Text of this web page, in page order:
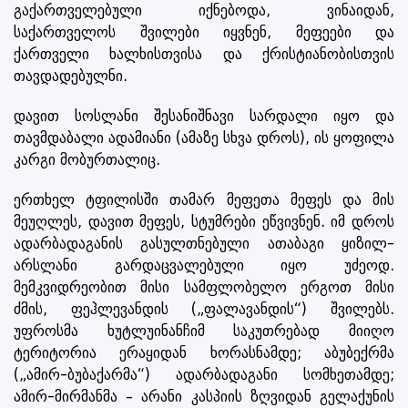
გაქართველებული იქნებოდა, ვინაიდან,
საქართველოს შვილები იყვნენ, მეფეები და
ქართველი ხალხისთვისა და ქრისტიანობისთვის
თავდადებულნი.
დავით სოსლანი შესანიშნავი სარდალი იყო და
თავმდაბალი ადამიანი (ამაზე სხვა დროს), ის ყოფილა
კარგი მობურთალიც.
ერთხელ ტფილისში თამარ მეფეთა მეფეს და მის
მეუღლეს, დავით მეფეს, სტუმრები ეწვივნენ. იმ დროს
ადარბადაგანის გასულთნებული ათაბაგი ყიზილ-
არსლანი გარდაცვალებული იყო უძეოდ.
მემკვიდრეობით მისი სამფლობელო ერგოთ მისი
ძმის, ფეჰლევანდის („ფალავანდის“) შვილებს.
უფროსმა ხუტლუინანჩიმ საკუთრებად მიიღო
ტერიტორია ერაყიდან ხორასნამდე; აბუბექრმა
(„ამირ-ბუბაქარმა“) ადარბადაგანი სომხეთამდე;
ამირ-მირმანმა – არანი კასპიის ზღვიდან გელაქუნის